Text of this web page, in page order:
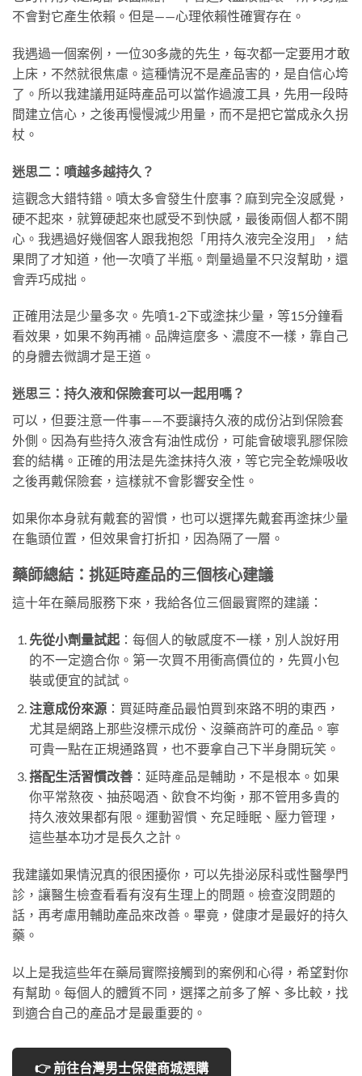
不會對它產生依賴。但是——心理依賴性確實存在。
我遇過一個案例，一位30多歲的先生，每次都一定要用才敢
上床，不然就很焦慮。這種情況不是產品害的，是自信心垮
了。所以我建議用延時產品可以當作過渡工具，先用一段時
間建立信心，之後再慢慢減少用量，而不是把它當成永久拐
杖。
迷思二：噴越多越持久？
這觀念大錯特錯。噴太多會發生什麼事？麻到完全沒感覺，
硬不起來，就算硬起來也感受不到快感，最後兩個人都不開
心。我遇過好幾個客人跟我抱怨「用持久液完全沒用」，結
果問了才知道，他一次噴了半瓶。劑量過量不只沒幫助，還
會弄巧成拙。
正確用法是少量多次。先噴1-2下或塗抹少量，等15分鐘看
看效果，如果不夠再補。品牌這麼多、濃度不一樣，靠自己
的身體去微調才是王道。
迷思三：持久液和保險套可以一起用嗎？
可以，但要注意一件事——不要讓持久液的成份沾到保險套
外側。因為有些持久液含有油性成份，可能會破壞乳膠保險
套的結構。正確的用法是先塗抹持久液，等它完全乾燥吸收
之後再戴保險套，這樣就不會影響安全性。
如果你本身就有戴套的習慣，也可以選擇先戴套再塗抹少量
在龜頭位置，但效果會打折扣，因為隔了一層。
藥師總結：挑延時產品的三個核心建議
這十年在藥局服務下來，我給各位三個最實際的建議：
先從小劑量試起：每個人的敏感度不一樣，別人說好用
的不一定適合你。第一次買不用衝高價位的，先買小包
裝或便宜的試試。
注意成份來源：買延時產品最怕買到來路不明的東西，
尤其是網路上那些沒標示成份、沒藥商許可的產品。寧
可貴一點在正規通路買，也不要拿自己下半身開玩笑。
搭配生活習慣改善：延時產品是輔助，不是根本。如果
你平常熬夜、抽菸喝酒、飲食不均衡，那不管用多貴的
持久液效果都有限。運動習慣、充足睡眠、壓力管理，
這些基本功才是長久之計。
我建議如果情況真的很困擾你，可以先掛泌尿科或性醫學門
診，讓醫生檢查看看有沒有生理上的問題。檢查沒問題的
話，再考慮用輔助產品來改善。畢竟，健康才是最好的持久
藥。
以上是我這些年在藥局實際接觸到的案例和心得，希望對你
有幫助。每個人的體質不同，選擇之前多了解、多比較，找
到適合自己的產品才是最重要的。
👉 前往台灣男士保健商城選購